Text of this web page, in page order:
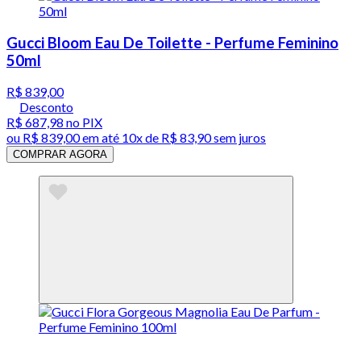
Gucci Bloom Eau De Toilette - Perfume Feminino
50ml
R$ 839,00
Desconto
R$ 687,98 no PIX
ou R$ 839,00em até 10x de R$ 83,90 sem juros
COMPRAR AGORA